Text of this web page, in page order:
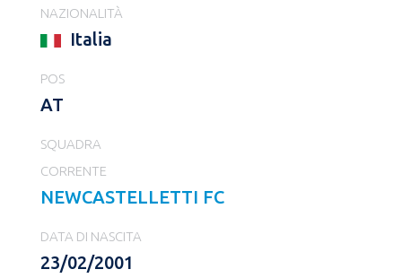
NAZIONALITÀ
Italia
POS
AT
SQUADRA
CORRENTE
NEWCASTELLETTI FC
DATA DI NASCITA
23/02/2001